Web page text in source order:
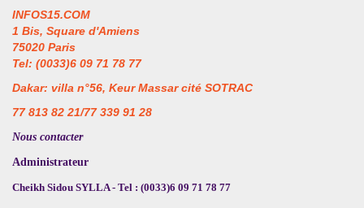
INFOS15.COM
1 Bis, Square d'Amiens
75020 Paris
Tel: (0033)6 09 71 78 77
Dakar: villa n°56, Keur Massar cité SOTRAC
77 813 82 21/77 339 91 28
Nous contacter
Administrateur
Cheikh Sidou SYLLA - Tel : (0033)6 09 71 78 77